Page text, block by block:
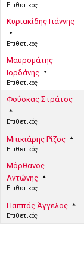
Επιθετικός
Κυριακίδης Γιάννης
Επιθετικός
Μαυρομάτης
Ιορδάνης
Επιθετικός
Φούσκας Στράτος
Επιθετικός
Μπικιάρης Ρίζος
Επιθετικός
Μόρθανος
Αντώνης
Επιθετικός
Παππάς Άγγελος
Επιθετικός